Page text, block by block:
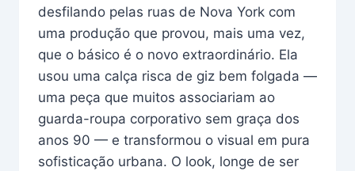
desfilando pelas ruas de Nova York com
uma produção que provou, mais uma vez,
que o básico é o novo extraordinário. Ela
usou uma calça risca de giz bem folgada —
uma peça que muitos associariam ao
guarda-roupa corporativo sem graça dos
anos 90 — e transformou o visual em pura
sofisticação urbana. O look, longe de ser